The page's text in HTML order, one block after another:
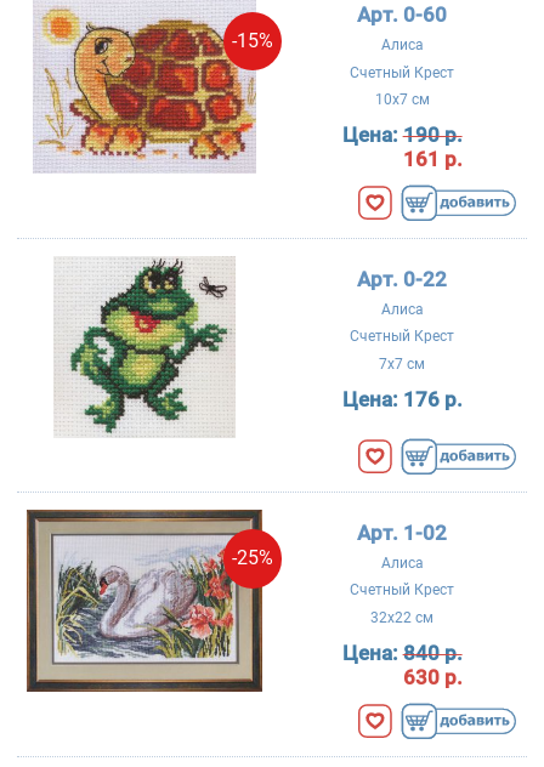
-15%
Арт. 0-60
Алиса
Счетный Крест
10x7 см
Цена:190 р.
161 р.
Арт. 0-22
Алиса
Счетный Крест
7x7 см
Цена: 176 р.
-25%
Арт. 1-02
Алиса
Счетный Крест
32x22 см
Цена:840 р.
630 р.